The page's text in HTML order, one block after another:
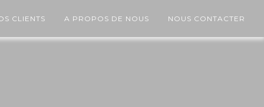
CLIENTS A PROPOS DE NOUS NOUS CONTACTER